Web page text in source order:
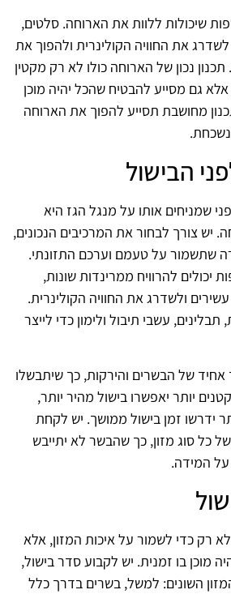
שיכולות ללוות את הארוחה. סלטים,
את החוויה הקולינרית ולהפוך את
נכון של הארוחה כולו לא רק מקטין
גם מסייע להבטיח שהכל יהיה מוכן
מחושבת תסייע להפוך את הארוחה
הבישול
שמניחים אותו על מנגל הגז היא
יש צורך לבחור את המרכיבים הנכונים,
שתשמור על טעמם וערכם התזונתי.
יכולים להרוויח ממרינדות שונות,
ולשדרג את החוויה הקולינרית.
עשבי תיבול ולימון כדי לייצר
של הבשרים והירקות, כך שיתבשלו
יותר יאפשרו בישול מהיר יותר,
ידרשו זמן בישול ממושך. יש לקחת
כל סוג מזון, כך שהבשר לא יתייבש
על המידה.
לא רק כדי לשמור על איכות המזון, אלא
מוכן בו זמנית. יש לקבוע סדר בישול,
השונים: למשל, בשרים בדרך כלל